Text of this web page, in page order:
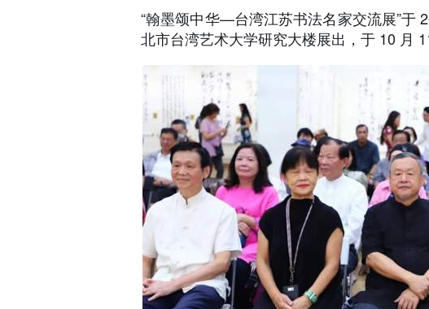
“翰墨颂中华—台湾江苏书法名家交流展”于
北市台湾艺术大学研究大楼展出，于 10 月